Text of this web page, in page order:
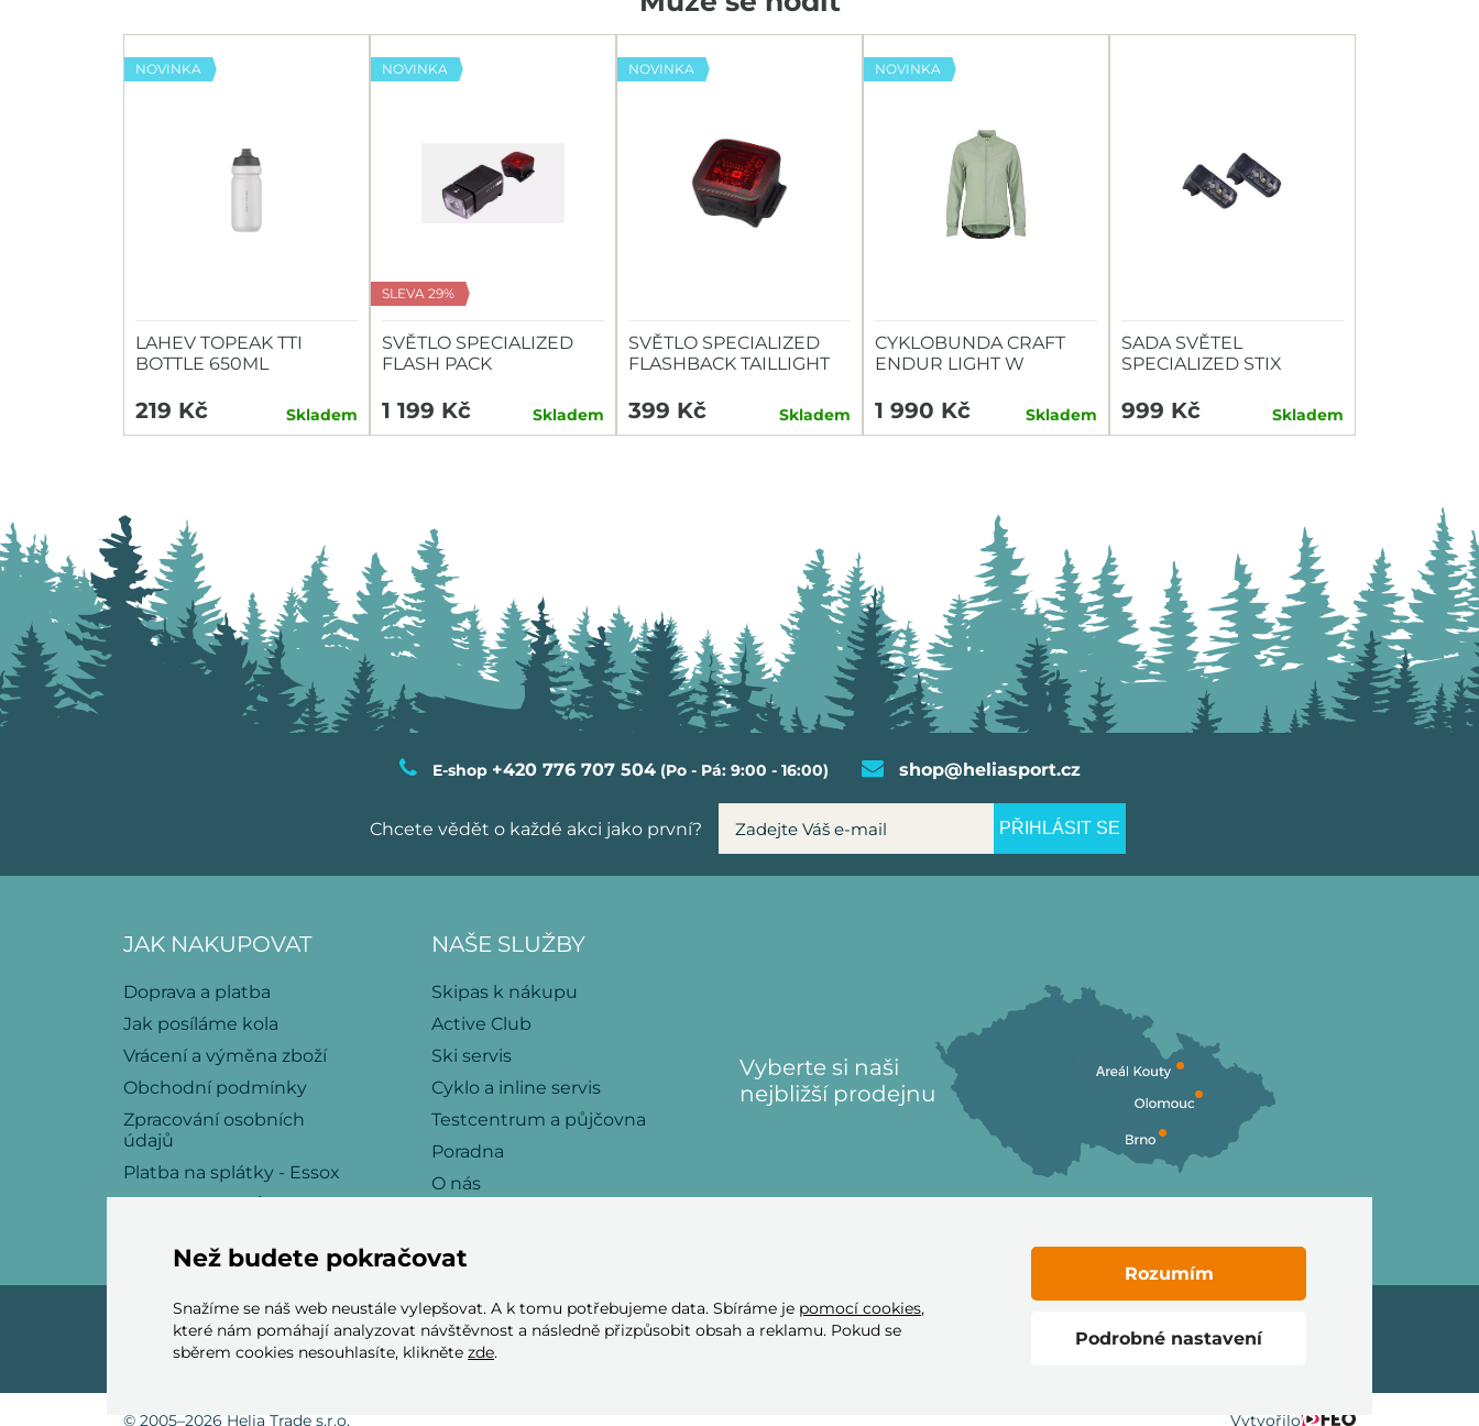
NOVINKA
LAHEV TOPEAK TTI
BOTTLE 650ML
219 Kč Skladem
NOVINKA
SLEVA 29%
SVĚTLO SPECIALIZED
FLASH PACK
1 199 Kč Skladem
NOVINKA
SVĚTLO SPECIALIZED
FLASHBACK TAILLIGHT
399 Kč Skladem
NOVINKA
CYKLOBUNDA CRAFT
ENDUR LIGHT W
1 990 Kč Skladem
SADA SVĚTEL
SPECIALIZED STIX
999 Kč Skladem
E-shop +420 776 707 504(Po - Pá: 9:00 - 16:00) shop@heliasport.cz
Chcete vědět o každé akci jako první? PŘIHLÁSIT SE
JAK NAKUPOVAT
Doprava a platba
Jak posíláme kola
Vrácení a výměna zboží
Obchodní podmínky
Zpracování osobních
údajů
Platba na splátky - Essox
Politika souborů cookies
NAŠE SLUŽBY
Skipas k nákupu
Active Club
Ski servis
Cyklo a inline servis
Testcentrum a půjčovna
Poradna
O nás
Vyberte si naši
nejbližší prodejnu
Přijímáme tyto
© 2005–2026 Helia Trade s.r.o. Vytvořilo
Než budete pokračovat
Snažíme se náš web neustále vylepšovat. A k tomu potřebujeme data. Sbíráme je pomocí cookies,
které nám pomáhají analyzovat návštěvnost a následně přizpůsobit obsah a reklamu. Pokud se
sběrem cookies nesouhlasíte, klikněte zde.
Podrobné nastavení
Rozumím